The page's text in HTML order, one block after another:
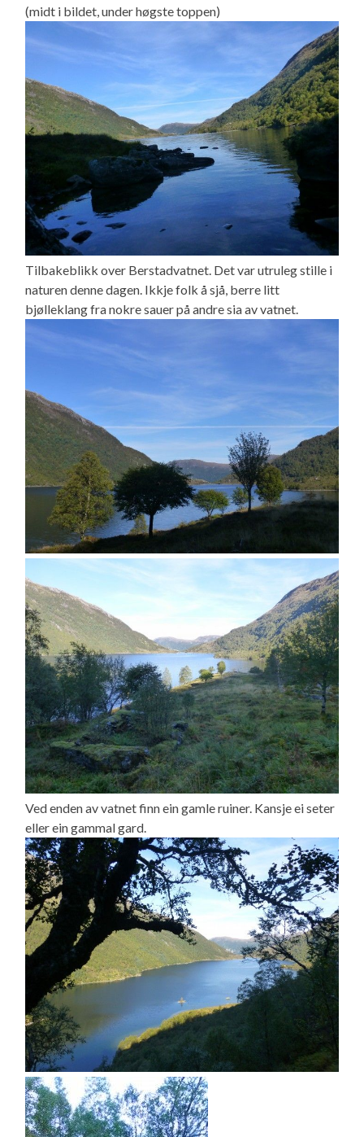
(midt i bildet, under høgste toppen)
Tilbakeblikk over Berstadvatnet. Det var utruleg stille i
naturen denne dagen. Ikkje folk å sjå, berre litt
bjølleklang fra nokre sauer på andre sia av vatnet.
Ved enden av vatnet finn ein gamle ruiner. Kansje ei seter
eller ein gammal gard.